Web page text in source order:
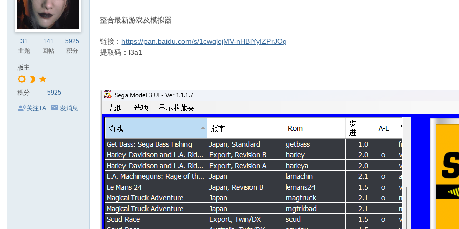
31
主题
141
回帖
5925
积分
版主
积分 5925
关注TA 发消息
整合最新游戏及模拟器
链接： https://pan.baidu.com/s/1cwqlejMV-nHBlYyIZPrJOg
提取码：l3a1